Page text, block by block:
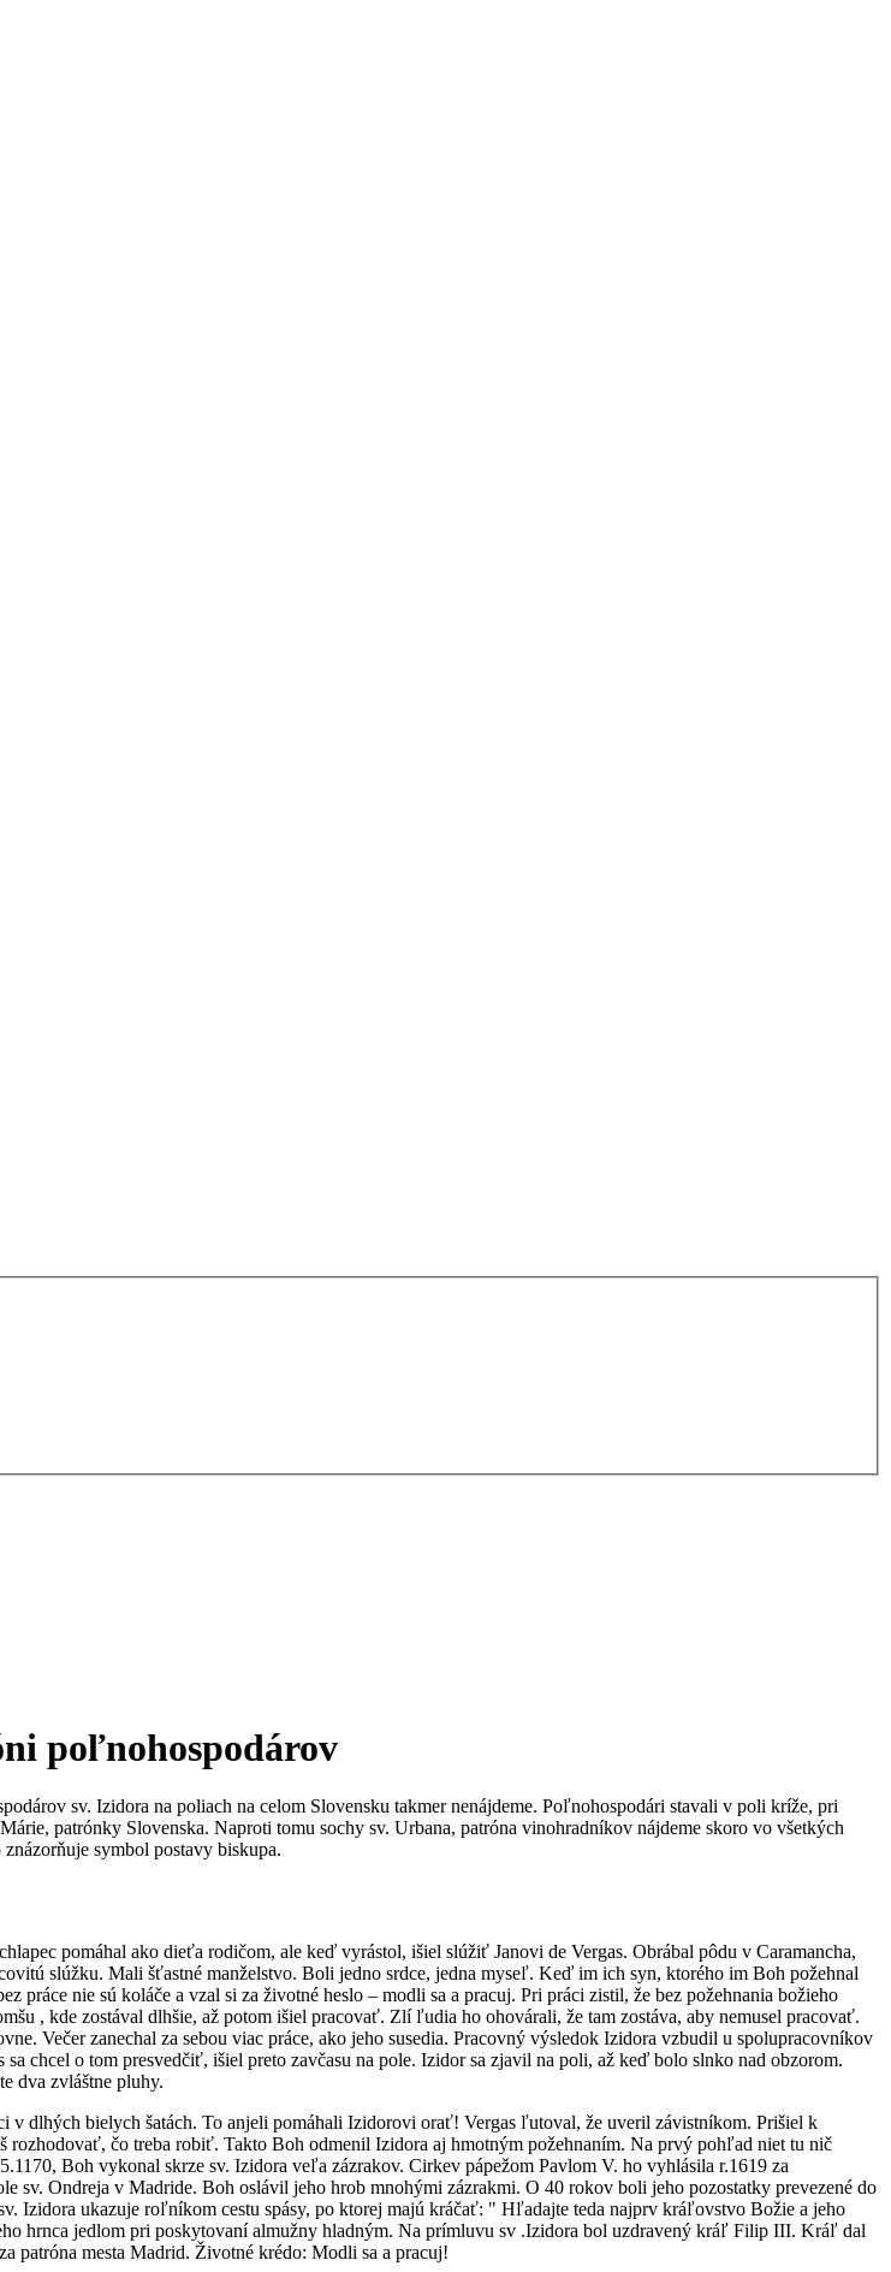
poľnohospodárov
sv. Izidora na poliach na celom Slovensku takmer nenájdeme. Poľnohospodári stavali v poli kríže, pri
patrónky Slovenska. Naproti tomu sochy sv. Urbana, patróna vinohradníkov nájdeme skoro vo všetkých
symbol postavy biskupa.
pomáhal ako dieťa rodičom, ale keď vyrástol, išiel slúžiť Janovi de Vergas. Obrábal pôdu v Caramancha,
slúžku. Mali šťastné manželstvo. Boli jedno srdce, jedna myseľ. Keď im ich syn, ktorého im Boh požehnal
nie sú koláče a vzal si za životné heslo – modli sa a pracuj. Pri práci zistil, že bez požehnania božieho
, kde zostával dlhšie, až potom išiel pracovať. Zlí ľudia ho ohovárali, že tam zostáva, aby nemusel pracovať.
Večer zanechal za sebou viac práce, ako jeho susedia. Pracovný výsledok Izidora vzbudil u spolupracovníkov
chcel o tom presvedčiť, išiel preto zavčasu na pole. Izidor sa zjavil na poli, až keď bolo slnko nad obzorom.
dva zvláštne pluhy.
dlhých bielych šatách. To anjeli pomáhali Izidorovi orať! Vergas ľutoval, že uveril závistníkom. Prišiel k
čo treba robiť. Takto Boh odmenil Izidora aj hmotným požehnaním. Na prvý pohľad niet tu nič
Boh vykonal skrze sv. Izidora veľa zázrakov. Cirkev pápežom Pavlom V. ho vyhlásila r.1619 za
sv. Ondreja v Madride. Boh oslávil jeho hrob mnohými zázrakmi. O 40 rokov boli jeho pozostatky prevezené do
Izidora ukazuje roľníkom cestu spásy, po ktorej majú kráčať: " Hľadajte teda najprv kráľovstvo Božie a jeho
hrnca jedlom pri poskytovaní almužny hladným. Na prímluvu sv .Izidora bol uzdravený kráľ Filip III. Kráľ dal
patróna mesta Madrid. Životné krédo: Modli sa a pracuj!